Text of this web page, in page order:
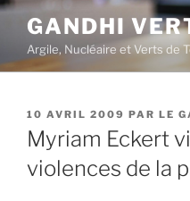
Aller
contenu
principal
GANDHI
Argile, Nucléaire et Verts de
PUBLIÉ
LE
10 AVRIL 2009 PAR LE
Myriam Eckert
violences de la